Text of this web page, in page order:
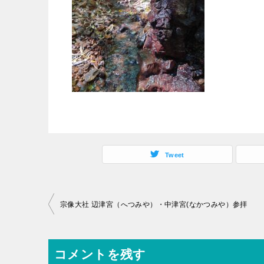
Tweet
投
ナ
ビ
宗像大社 辺津宮（へつみや）・中津宮(なかつみや）参拝
コメントを残す